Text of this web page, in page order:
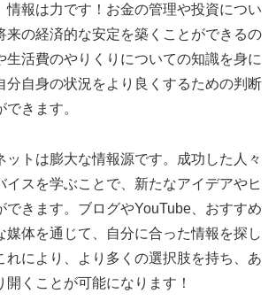
情報は力です！お金の管理や投資につい
来の経済的な安定を築くことができるの
生活費のやりくりについての知識を身に
分自身の状況をより良くするための判断
きます。
ットは膨大な情報源です。成功した人々
イスを学ぶことで、新たなアイデアやヒ
できます。ブログやYouTube、おすすめ
媒体を通じて、自分に合った情報を探し
れにより、より多くの選択肢を持ち、あ
開くことが可能になります！